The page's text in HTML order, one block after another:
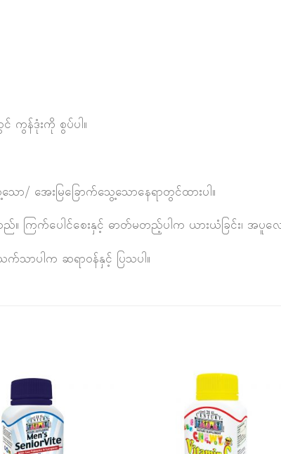
ကွန်ဒုံးကို စွပ်ပါ။
အေးမြခြောက်သွေ့သောနေရာတွင်ထားပါ။
ကြက်ပေါင်စေးနှင့် ဓာတ်မတည့်ပါက ယားယံခြင်း၊ အပူလေ
ာပါက ဆရာဝန်နှင့် ပြသပါ။